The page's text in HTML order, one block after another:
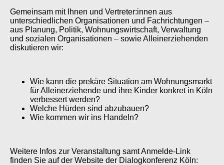
Gemeinsam mit Ihnen und Vertreter:innen aus
unterschiedlichen Organisationen und Fachrichtungen –
aus Planung, Politik, Wohnungswirtschaft, Verwaltung
und sozialen Organisationen – sowie Alleinerziehenden
diskutieren wir:
Wie kann die prekäre Situation am Wohnungsmarkt
für Alleinerziehende und ihre Kinder konkret in Köln
verbessert werden?
Welche Hürden sind abzubauen?
Wie kommen wir ins Handeln?
Weitere Infos zur Veranstaltung samt Anmelde-Link
finden Sie auf der Website der Dialogkonferenz Köln: